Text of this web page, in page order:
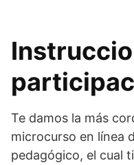
Te damos la más
microcurso en línea
pedagógico, el cual